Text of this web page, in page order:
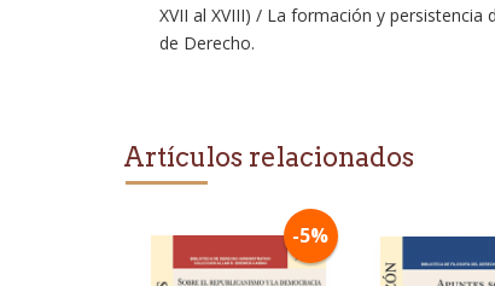
XVII al XVIII) / La formación y
de Derecho.
Artículos relacionados
-5%